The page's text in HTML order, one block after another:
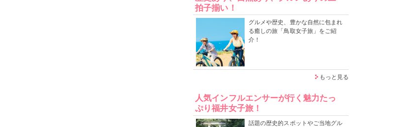
拍子揃い！
グルメや歴史、豊かな自然に包まれ
る癒しの旅「鳥取女子旅」をご紹
介！
もっと見る
人気インフルエンサーが行く魅力たっ
ぷり福井女子旅！
話題の歴史的スポットやご当地グル